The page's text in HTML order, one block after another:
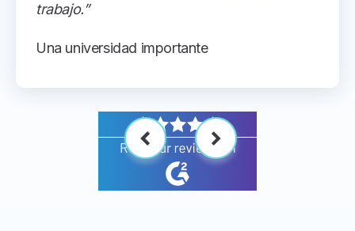
trabajo.”
Una universidad importante